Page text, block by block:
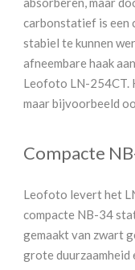
carbonstatief is een
stabiel te kunnen
afneembare haak
Leofoto LN-254CT.
maar bijvoorbeeld
Compacte
Leofoto levert het
compacte NB-34
gemaakt van zwart
grote duurzaamheid